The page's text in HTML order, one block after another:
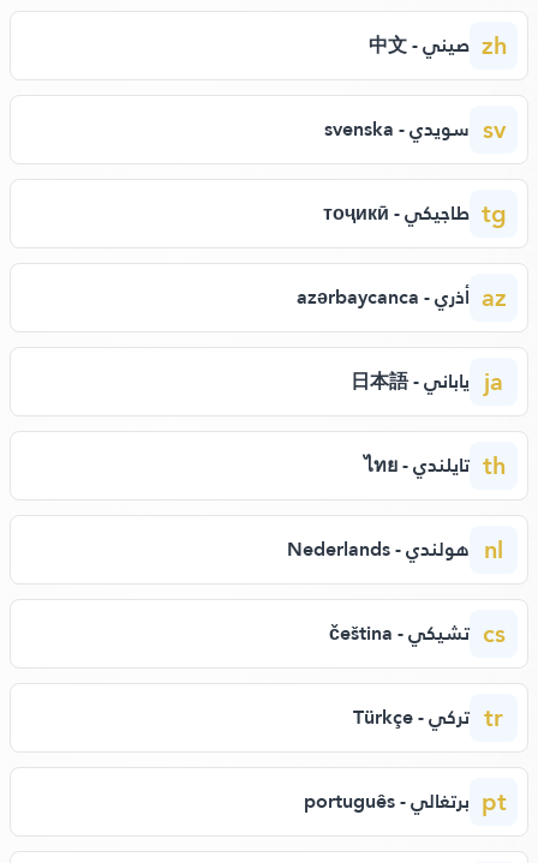
zh صيني - 中文
sv سويدي - svenska
tg طاجيكي - тоҷикӣ
az أذري - azərbaycanca
ja ياباني - 日本語
th تايلندي - ไทย
nl هولندي - Nederlands
cs تشيكي - čeština
tr تركي - Türkçe
pt برتغالي - português